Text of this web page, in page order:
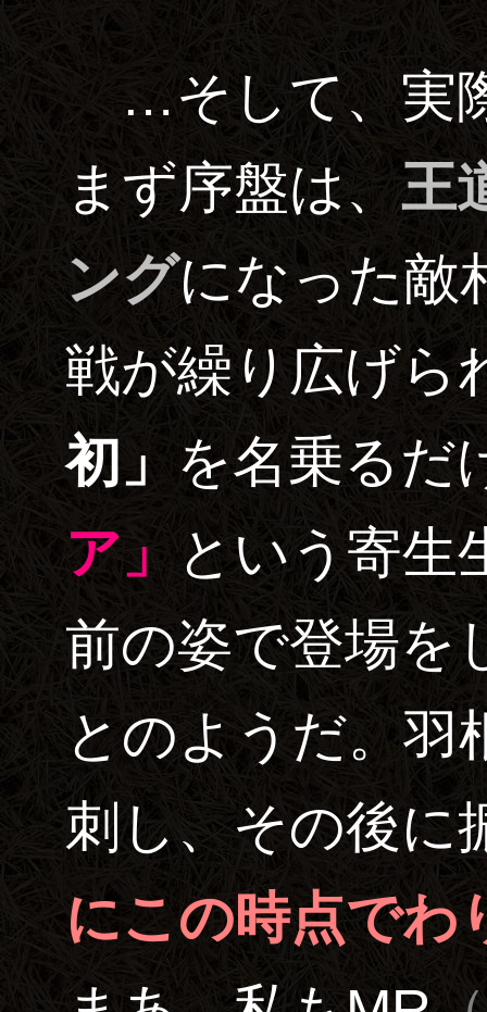
…そして、実
まず序盤は、王
ングになった敵
戦が繰り広げら
初」 を名乗るだ
ア」という寄生
前の姿で登場を
とのようだ。羽
刺し、その後に
にこの時点でわ